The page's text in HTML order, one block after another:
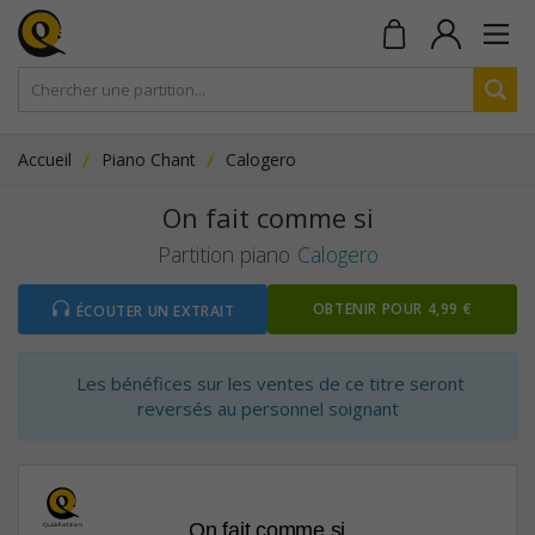
Accueil Piano Chant Calogero
On fait comme si
Partition piano Calogero
ÉCOUTER UN EXTRAIT OBTENIR POUR 4,99 €
Les bénéfices sur les ventes de ce titre seront
reversés au personnel soignant
On fait comme si